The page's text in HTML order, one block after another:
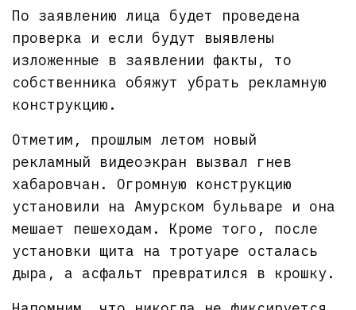
По заявлению лица будет проведена
проверка и если будут выявлены
изложенные в заявлении факты, то
собственника обяжут убрать рекламную
конструкцию.
Отметим, прошлым летом новый
рекламный видеоэкран вызвал гнев
хабаровчан. Огромную конструкцию
установили на Амурском бульваре и она
мешает пешеходам. Кроме того, после
установки щита на тротуаре осталась
дыра, а асфальт превратился в крошку.